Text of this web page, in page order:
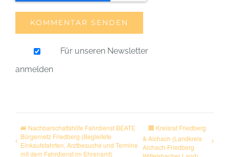
Für unseren Newsletter
anmelden
🚐 Nachbarschaftshilfe Fahrdienst BEATE
Bürgernetz Friedberg (Begleitete
Einkaufsfahrten, Arztbesuche und Termine
mit dem Fahrdienst im Ehrenamt)
🏢 Kreisrat Friedberg
& Aichach (Landkreis
Aichach-Friedberg